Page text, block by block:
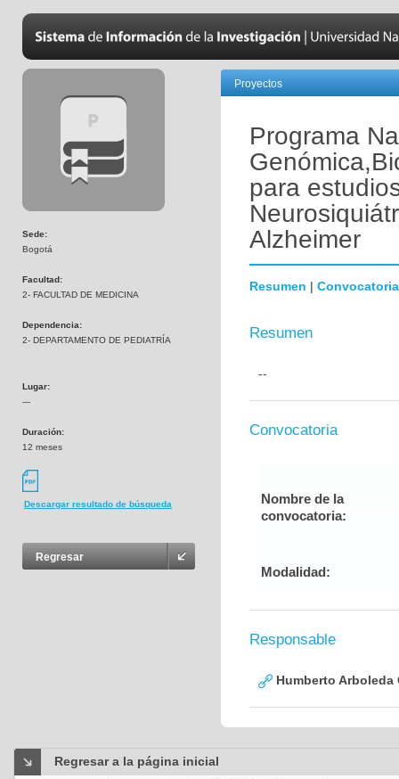
Sede:
Bogotá
Facultad:
2- FACULTAD DE MEDICINA
Dependencia:
2- DEPARTAMENTO DE PEDIATRÍA
Lugar:
---
Duración:
12 meses
Descargar resultado de búsqueda
Regresar
Proyectos
Programa
para
Alzheimer
Resumen | Convocatoria
Resumen
--
Convocatoria
Nombre de la
convocatoria:
Modalidad:
Responsable
Humberto Arboleda
Regresar a la página inicial